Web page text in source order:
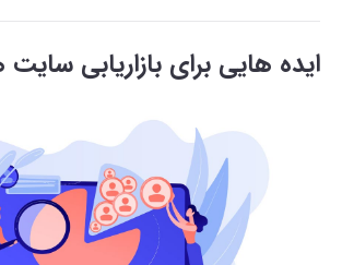
ایده هایی برای بازاریابی